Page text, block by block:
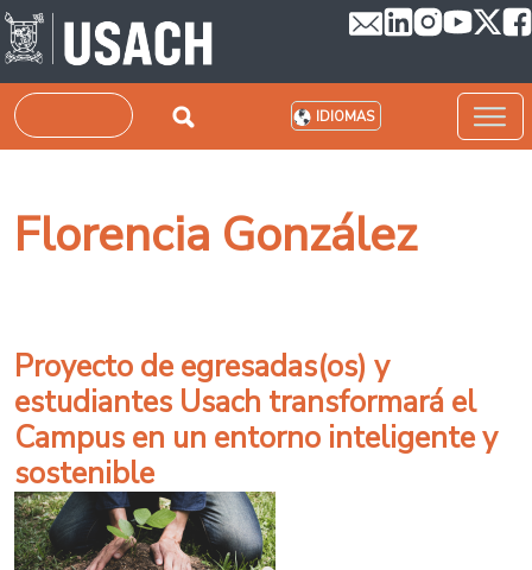
Pasar al contenido principal
Buscar IDIOMAS
Florencia González
Proyecto de egresadas(os) y
estudiantes Usach transformará el
Campus en un entorno inteligente y
sostenible